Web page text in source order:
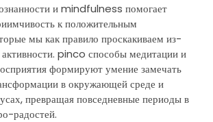
и mindfulness помогает
к положительным
мы как правило проскакиваем из-
активности. pinco способы медитации и
формируют умение замечать
в окружающей среде и
превращая повседневные периоды в
радостей.